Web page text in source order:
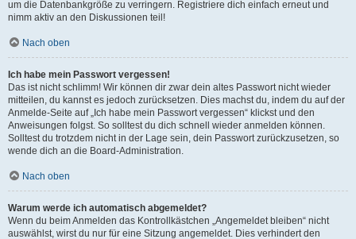
um die Datenbankgröße zu verringern. Registriere dich einfach erneut und
nimm aktiv an den Diskussionen teil!
Nach oben
Ich habe mein Passwort vergessen!
Das ist nicht schlimm! Wir können dir zwar dein altes Passwort nicht wieder
mitteilen, du kannst es jedoch zurücksetzen. Dies machst du, indem du auf der
Anmelde-Seite auf „Ich habe mein Passwort vergessen“ klickst und den
Anweisungen folgst. So solltest du dich schnell wieder anmelden können.
Solltest du trotzdem nicht in der Lage sein, dein Passwort zurückzusetzen, so
wende dich an die Board-Administration.
Nach oben
Warum werde ich automatisch abgemeldet?
Wenn du beim Anmelden das Kontrollkästchen „Angemeldet bleiben“ nicht
auswählst, wirst du nur für eine Sitzung angemeldet. Dies verhindert den